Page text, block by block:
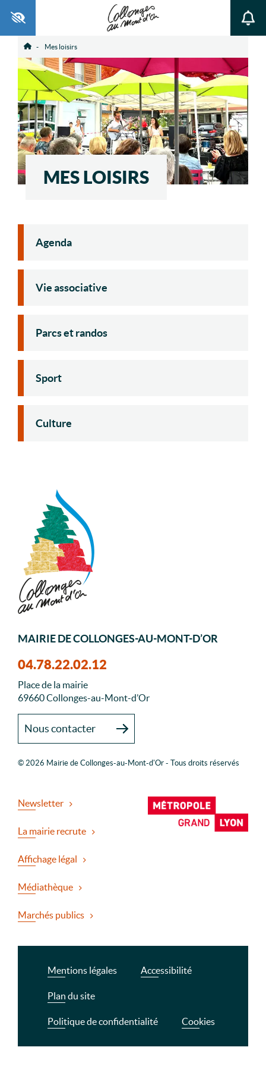
Mes loisirs
MES LOISIRS
Agenda
Vie associative
Parcs et randos
Sport
Culture
MAIRIE DE COLLONGES-AU-MONT-D’OR
04.78.22.02.12
Place de la mairie
69660 Collonges-au-Mont-d’Or
Nous contacter
© 2026 Mairie de Collonges-au-Mont-d'Or - Tous droits réservés
Newsletter
La mairie recrute
Affichage légal
Médiathèque
Marchés publics
Mentions légales Accessibilité
Plan du site
Politique de confidentialité Cookies
Ouvrir la barre d’outils